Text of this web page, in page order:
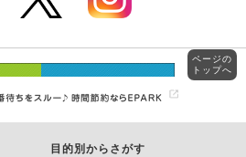
目的別からさがす
ページの
トップへ